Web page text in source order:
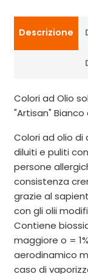
Descrizione
Colori ad Olio
"Artisan"
Colori ad olio
diluiti e puliti
persone
consistenza
grazie al
con gli olii
Contiene
maggiore o =
aerodinamico
caso di